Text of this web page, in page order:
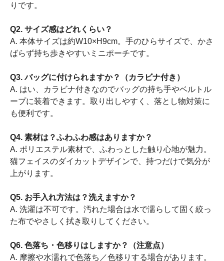
りです。
Q2. サイズ感はどれくらい？
A. 本体サイズは約W10×H9cm。手のひらサイズで、かさ
ばらず持ち歩きやすいミニポーチです。
Q3. バッグに付けられますか？（カラビナ付き）
A. はい、カラビナ付きなのでバッグの持ち手やベルトル
ープに装着できます。取り出しやすく、落とし物対策に
も便利です。
Q4. 素材は？ふわふわ感はありますか？
A. ポリエステル素材で、ふわっとした触り心地が魅力。
猫フェイスのダイカットデザインで、持つだけで気分が
上がります。
Q5. お手入れ方法は？洗えますか？
A. 洗濯は不可です。汚れた場合は水で濡らして固く絞っ
た布でやさしく拭き取りしてください。
Q6. 色落ち・色移りはしますか？（注意点）
A. 摩擦や水濡れで色落ち／色移りする場合があります。